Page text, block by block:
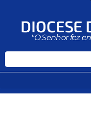
DIOCESE
"O Senhor fez